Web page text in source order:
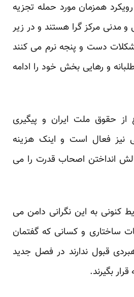
همزمان مورد حمله تجزیه
مدنی مرکز گرا هستند و در زیر
دست و پنجه نرم می کنند
و رهایی بخش خود را ادامه
حقوق ملت ایران و پیگیری
نیز فعال است و اینک هزینه
انداختن اصحاب قدرت را می
کنونی به این نگرانی دامن می
ساختاری و کسانی که گفتمان
قبول ندارند در فصل جدید
بگیرند.